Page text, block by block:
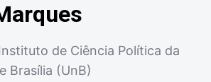
de Ciência Política da
Brasília (UnB)